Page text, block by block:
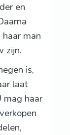
en
man
zijn.
is,
laat
mag haar